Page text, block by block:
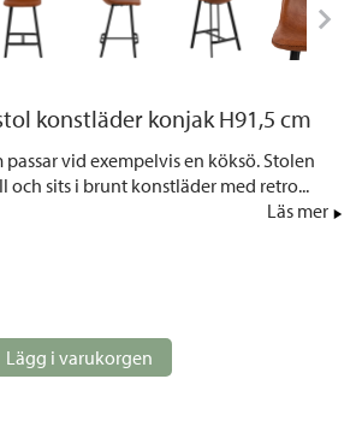
konstläder konjak H91,5 cm
passar vid exempelvis en köksö. Stolen
och sits i brunt konstläder med retro...
Läs mer
Lägg i varukorgen